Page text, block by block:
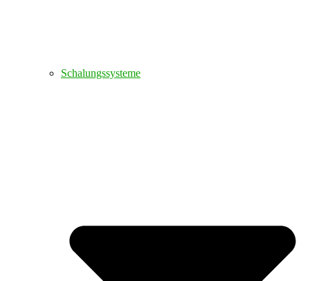
Schalungssysteme